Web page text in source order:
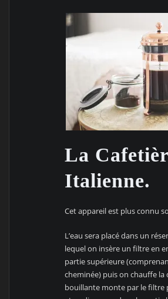
La
Italienne.
Cet appareil est plus connu
L’eau sera placé dans un
lequel on insère un filtre en
partie supérieure
cheminée) puis on chauffe la
bouillante monte par le filtre